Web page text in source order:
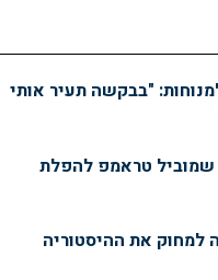
"בבקשה תעיר אותי
שמוביל טראמפ להפלת
למחוק את ההיסטוריה